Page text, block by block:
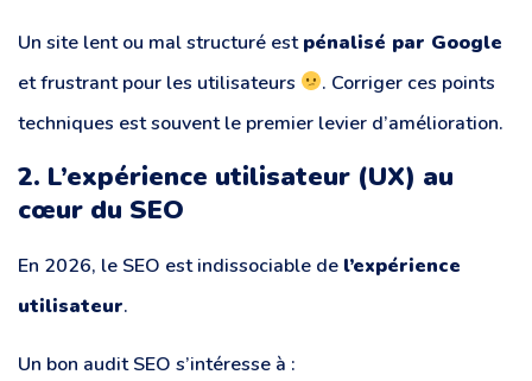
Un site lent ou mal structuré estpénalisé par Google
et frustrant pour les utilisateurs
. Corriger ces points
techniques est souvent le premier levier d’amélioration.
2. L’expérience utilisateur (UX) au
cœur du SEO
En 2026, le SEO est indissociable de l’expérience
utilisateur.
Un bon audit SEO s’intéresse à :